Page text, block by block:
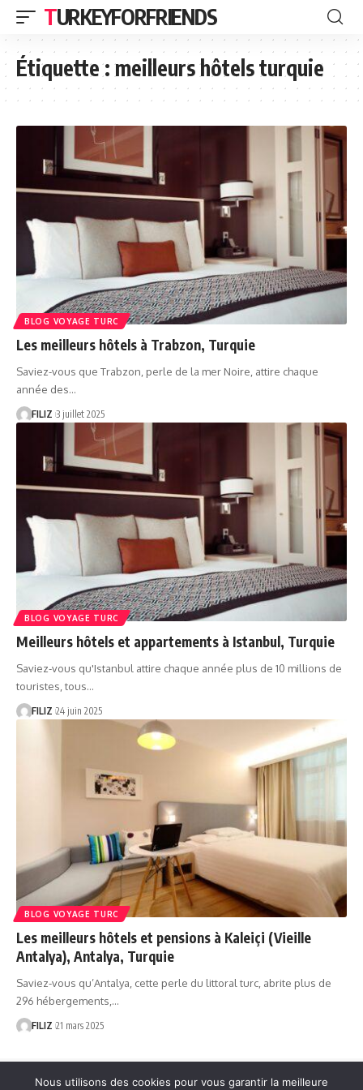
TURKEYFORFRIENDS
Étiquette :meilleurs hôtels turquie
BLOG VOYAGE TURC
Les meilleurs hôtels à Trabzon, Turquie
Saviez-vous que Trabzon, perle de la mer Noire, attire chaque
année des…
FILIZ 3 juillet 2025
BLOG VOYAGE TURC
Meilleurs hôtels et appartements à Istanbul, Turquie
Saviez-vous qu'Istanbul attire chaque année plus de 10 millions de
touristes, tous…
FILIZ 24 juin 2025
BLOG VOYAGE TURC
Les meilleurs hôtels et pensions à Kaleiçi (Vieille
Antalya), Antalya, Turquie
Saviez-vous qu’Antalya, cette perle du littoral turc, abrite plus de
296 hébergements,…
FILIZ 21 mars 2025
Nous utilisons des cookies pour vous garantir la meilleure